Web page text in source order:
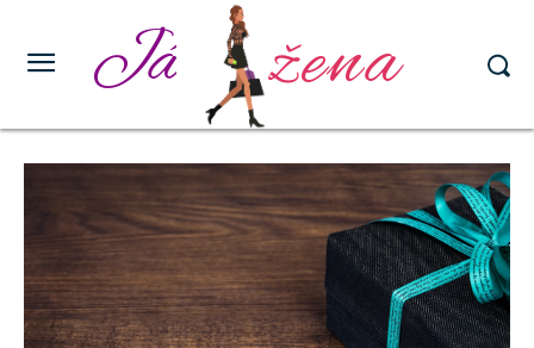
Já žena